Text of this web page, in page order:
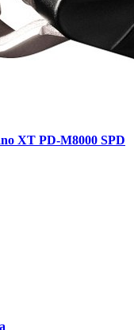
XT PD-M8000 SPD